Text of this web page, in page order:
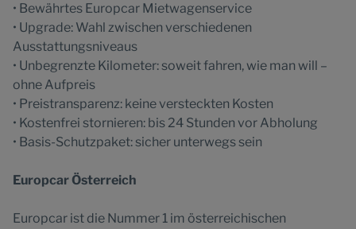
• Bewährtes Europcar Mietwagenservice
• Upgrade: Wahl zwischen verschiedenen
Ausstattungsniveaus
• Unbegrenzte Kilometer: soweit fahren, wie man will –
ohne Aufpreis
• Preistransparenz: keine versteckten Kosten
• Kostenfrei stornieren: bis 24 Stunden vor Abholung
• Basis-Schutzpaket: sicher unterwegs sein
Europcar Österreich
Europcar ist die Nummer 1 im österreichischen